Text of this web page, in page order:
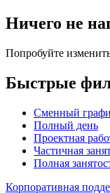
Ничего не
Попробуйте
Быстрые
Сменный
Полный день
Проектная
Частичная
Полная
Корпоративная